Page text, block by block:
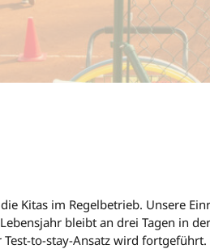
Kitas im Regelbetrieb. Unsere
bleibt an drei Tagen in
Test-to-stay-Ansatz wird